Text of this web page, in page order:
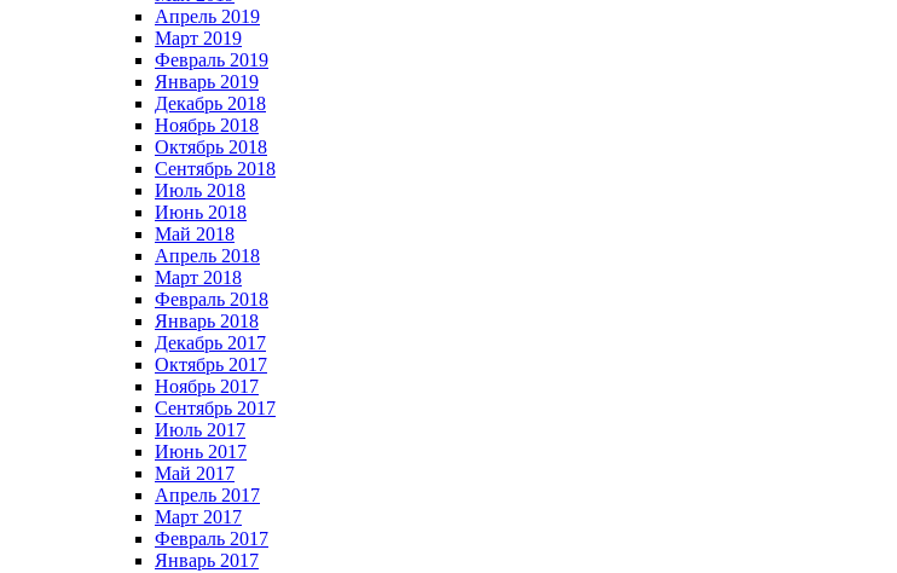
Апрель 2019
Март 2019
Февраль 2019
Январь 2019
Декабрь 2018
Ноябрь 2018
Октябрь 2018
Сентябрь 2018
Июль 2018
Июнь 2018
Май 2018
Апрель 2018
Март 2018
Февраль 2018
Январь 2018
Декабрь 2017
Октябрь 2017
Ноябрь 2017
Сентябрь 2017
Июль 2017
Июнь 2017
Май 2017
Апрель 2017
Март 2017
Февраль 2017
Январь 2017